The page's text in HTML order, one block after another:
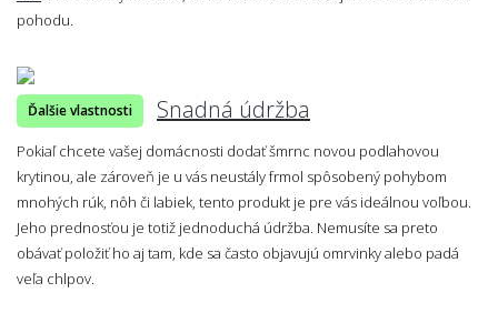
pohodu.
Ďalšie vlastnosti Snadná údržba
Pokiaľ chcete vašej domácnosti dodať šmrnc novou podlahovou
krytinou, ale zároveň je u vás neustály frmol spôsobený pohybom
mnohých rúk, nôh či labiek, tento produkt je pre vás ideálnou voľbou.
Jeho prednosťou je totiž jednoduchá údržba. Nemusíte sa preto
obávať položiť ho aj tam, kde sa často objavujú omrvinky alebo padá
veľa chlpov.